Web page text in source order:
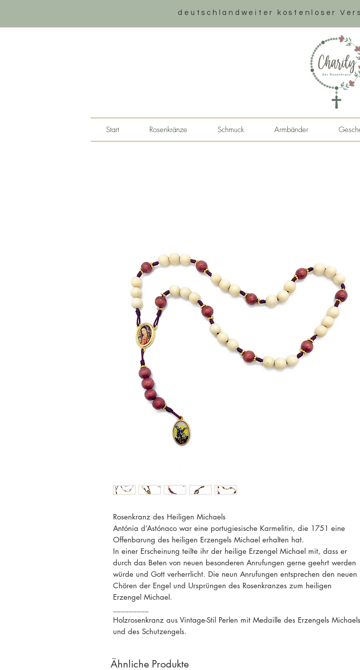
deutschlandweiter k ostenloser
Start Rosenkränze Schmuck Armbänder
Rosenkranz des Heiligen Michaels
Antónia d’Astónaco war eine portugiesische Karmelitin, die 1751 eine
Offenbarung des heiligen Erzengels Michael erhalten hat.
In einer Erscheinung teilte ihr der heilige Erzengel Michael mit, dass er
durch das Beten von neuen besonderen Anrufungen gerne geehrt werden
würde und Gott verherrlicht. Die neun Anrufungen entsprechen den neuen
Chören der Engel und Ursprüngen des Rosenkranzes zum heiligen
Erzengel Michael.
Holzrosenkranz aus Vintage-Stil Perlen mit Medaille des Erzengels Michaels
und des Schutzengels.
Ähnliche Produkte